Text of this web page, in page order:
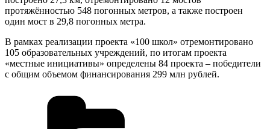
протяжённостью 548 погонных метров, а также построен
один мост в 29,8 погонных метра.
В рамках реализации проекта «100 школ» отремонтировано
105 образовательных учреждений, по итогам проекта
«местные инициативы» определены 84 проекта – победители
с общим объемом финансирования 299 млн рублей.